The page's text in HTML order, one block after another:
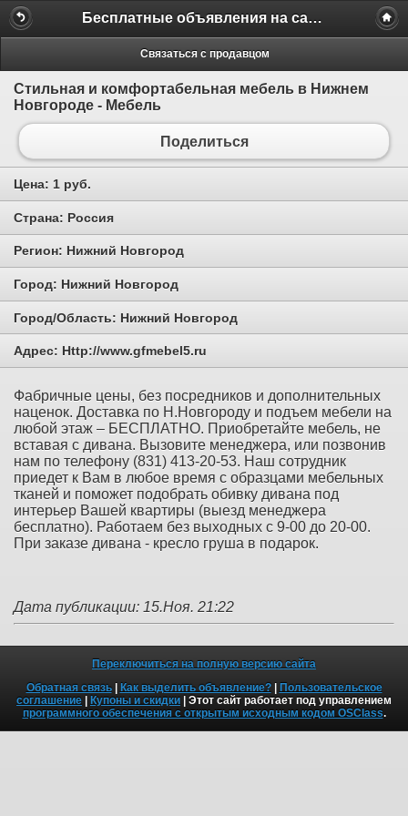
Бесплатные объявления на сайте MILAMO.ru
Связаться с продавцом
Стильная и комфортабельная мебель в Нижнем
Новгороде - Мебель
Поделиться
Цена: 1 руб.
Страна: Россия
Регион: Нижний Новгород
Город: Нижний Новгород
Город/Область: Нижний Новгород
Адрес: Http://www.gfmebel5.ru
Фабричные цены, без посредников и дополнительных
наценок. Доставка по Н.Новгороду и подъем мебели на
любой этаж – БЕСПЛАТНО. Приобретайте мебель, не
вставая с дивана. Вызовите менеджера, или позвонив
нам по телефону (831) 413-20-53. Наш сотрудник
приедет к Вам в любое время с образцами мебельных
тканей и поможет подобрать обивку дивана под
интерьер Вашей квартиры (выезд менеджера
бесплатно). Работаем без выходных с 9-00 до 20-00.
При заказе дивана - кресло груша в подарок.
Дата публикации: 15.Ноя. 21:22
Переключиться на полную версию сайта
Обратная связь| Как выделить объявление?| Пользовательское
соглашение | Купоны и скидки | Этот сайт работает под управлением
программного обеспечения с открытым исходным кодом OSClass.